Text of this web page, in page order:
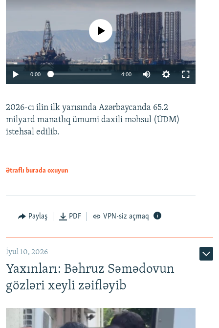
Auto 240p 360p 480p
No media source currently available
0:00 4:00
360p
480p
2026-cı ilin ilk yarısında Azərbaycanda 65.2
milyard manatlıq ümumi daxili məhsul (ÜDM)
istehsal edilib.
Ətraflı burada oxuyun
Paylaş PDF VPN-siz açmaq
İyul 10, 2026
Yaxınları: Bəhruz Səmədovun
gözləri xeyli zəifləyib